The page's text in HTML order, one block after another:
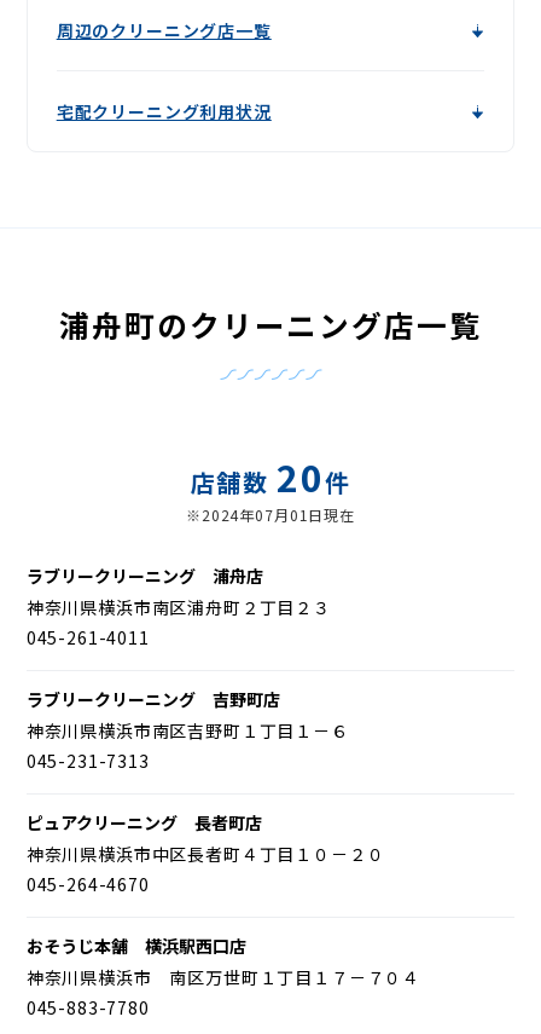
周辺のクリーニング店一覧
宅配クリーニング利用状況
浦舟町のクリーニング店一覧
店舗数 20件
※2024年07月01日現在
ラブリークリーニング 浦舟店
神奈川県横浜市南区浦舟町２丁目２３
045-261-4011
ラブリークリーニング 吉野町店
神奈川県横浜市南区吉野町１丁目１－６
045-231-7313
ピュアクリーニング 長者町店
神奈川県横浜市中区長者町４丁目１０－２０
045-264-4670
おそうじ本舗 横浜駅西口店
神奈川県横浜市 南区万世町１丁目１７－７０４
045-883-7780